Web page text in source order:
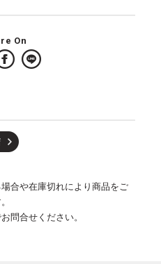
On
合や在庫切れにより商品をご
問合せください。